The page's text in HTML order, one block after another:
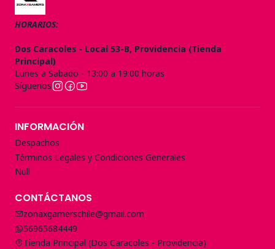
HORARIOS:
Dos Caracoles - Local 53-B, Providencia (Tienda
Principal)
Lunes a Sabado - 13:00 a 19:00 horas
Síguenos
INFORMACIÓN
Despachos
Términos Legales y Condiciones Generales
Null
CONTÁCTANOS
zonaxgamerschile@gmail.com
56965684449
Tienda Principal (Dos Caracoles - Providencia)